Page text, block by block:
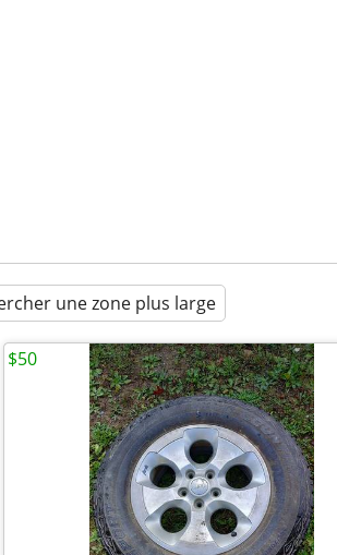
une zone plus large
$50